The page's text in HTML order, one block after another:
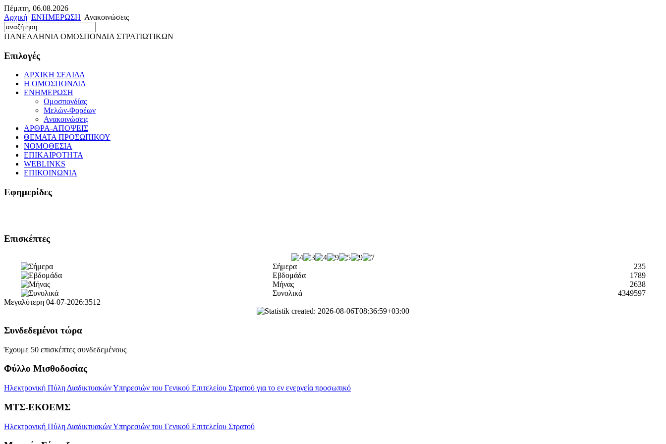
Πέμπτη, 06.08.2026
Αρχική ΕΝΗΜΕΡΩΣΗ Ανακοινώσεις
ΠΑΝΕΛΛΗΝΙΑ ΟΜΟΣΠΟΝΔΙΑ ΣΤΡΑΤΙΩΤΙΚΩΝ
Επιλογές
ΑΡΧΙΚΗ ΣΕΛΙΔΑ
Η ΟΜΟΣΠΟΝΔΙΑ
ΕΝΗΜΕΡΩΣΗ
Ομοσπονδίας
Μελών-Φορέων
Ανακοινώσεις
ΑΡΘΡΑ-ΑΠΟΨΕΙΣ
ΘΕΜΑΤΑ ΠΡΟΣΩΠΙΚΟΥ
ΝΟΜΟΘΕΣΙΑ
ΕΠΙΚΑΙΡΟΤΗΤΑ
WEBLINKS
ΕΠΙΚΟΙΝΩΝΙΑ
Εφημερίδες
Επισκέπτες
Σήμερα
235
Εβδομάδα
1789
Μήνας
2638
Συνολικά
4349597
Μεγαλύτερη 04-07-2026:3512
Συνδεδεμένοι τώρα
Έχουμε 50 επισκέπτες συνδεδεμένους
Φύλλο Μισθοδοσίας
Ηλεκτρονική Πύλη Διαδικτυακών Υπηρεσιών του Γενικού Επιτελείου Στρατού για το εν ενεργεία προσωπικό
ΜΤΣ-ΕΚΟΕΜΣ
Ηλεκτρονική Πύλη Διαδικτυακών Υπηρεσιών του Γενικού Επιτελείου Στρατού